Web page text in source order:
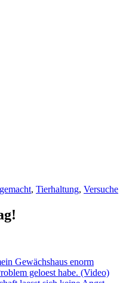
, Tierhaltung, Versuche
Gewächshaus enorm
geloest habe. (Video)